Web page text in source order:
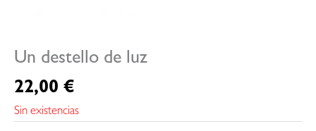
Un destello de luz
22,00 €
Sin existencias